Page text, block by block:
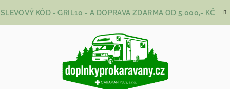
SLEVOVÝ KÓD - GRIL10 - A DOPRAVA ZDARMA OD 5.000,- KČ